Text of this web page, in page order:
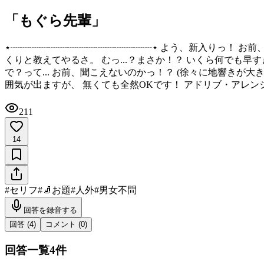
「もぐら先輩」
⋆┈┈┈┈┈┈┈┈┈┈┈┈┈┈┈⋆ よう、新入りっ！ お前、ここに
くりと教えてやるさ。 むっ...？まさか！？ いくら何でも早
で？って... お前、聞こえないのかっ！？ (徐々に地響
囲気が出ますが、 無くても全然OKです！ アドリブ・アレン
211
14
#セリフ#🧦お題#人外#男女不問
回答を録音する
回答 (4) コメント (0)
回答一覧4件